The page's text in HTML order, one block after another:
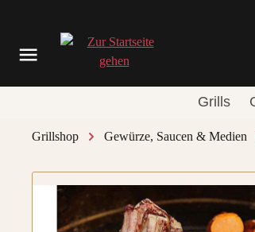
Grills
Grillshop Gewürze, Saucen & Medien